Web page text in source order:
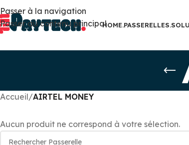
Passer à la navigation
Passer au contenu principalHOME.PASSERELLES.
Accueil/AIRTEL MONEY
Aucun produit ne correspond à votre sélection.